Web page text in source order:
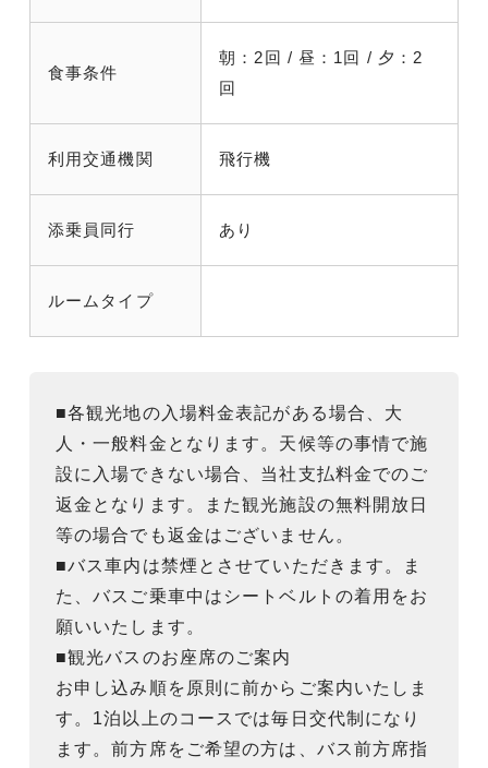
食事条件
朝：2回 / 昼：1回 / 夕：2
回
利用交通機関 飛行機
添乗員同行 あり
ルームタイプ
■各観光地の入場料金表記がある場合、大
人・一般料金となります。天候等の事情で施
設に入場できない場合、当社支払料金でのご
返金となります。また観光施設の無料開放日
等の場合でも返金はございません。
■バス車内は禁煙とさせていただきます。ま
た、バスご乗車中はシートベルトの着用をお
願いいたします。
■観光バスのお座席のご案内
お申し込み順を原則に前からご案内いたしま
す。1泊以上のコースでは毎日交代制になり
ます。前方席をご希望の方は、バス前方席指